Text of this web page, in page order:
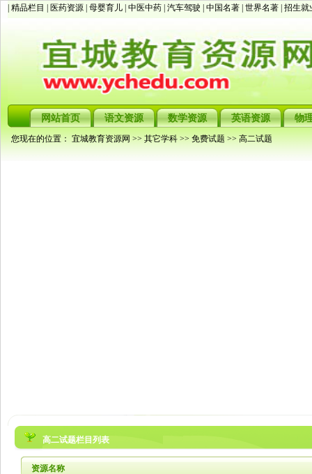
| 精品栏目 | 医药资源 母婴育儿 中医中药 汽车驾驶 中国名著 世界名著 招生就
网站首页 语文资源 数学资源 英语资源 物
您现在的位置： 宜城教育资源网 >> 其它学科 >> 免费试题 >> 高二试题
高二试题栏目列表
资源名称